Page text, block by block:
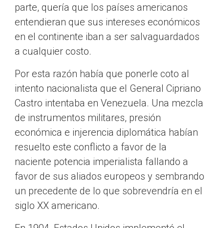
parte, quería que los países americanos
entendieran que sus intereses económicos
en el continente iban a ser salvaguardados
a cualquier costo.
Por esta razón había que ponerle coto al
intento nacionalista que el General Cipriano
Castro intentaba en Venezuela. Una mezcla
de instrumentos militares, presión
económica e injerencia diplomática habían
resuelto este conflicto a favor de la
naciente potencia imperialista fallando a
favor de sus aliados europeos y sembrando
un precedente de lo que sobrevendría en el
siglo XX americano.